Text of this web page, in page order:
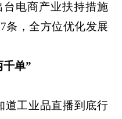
台电商产业扶持措施
条，全方位优化发展
千单”
道工业品直播到底行